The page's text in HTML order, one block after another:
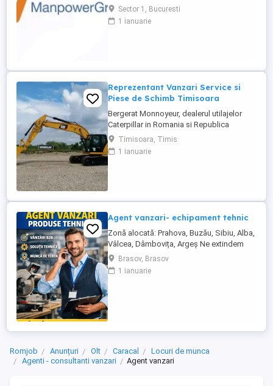
B2B motivat, orientat spre rezultate, pentru
promovarea soluțiilor de apă și cafea
dedicate mediului office. Zonă
Sector 1, Bucuresti
1 ianuarie
Reprezentant Vanzari Service si
Piese de Schimb Timisoara
Bergerat Monnoyeur, dealerul utilajelor
Caterpillar in Romania si Republica
Moldova, angajeaza Reprezentant Vanzari
Service si Piese de Schimb, pentru divizia
de utilaje. Cerinte: Studii superioare în
Timisoara, Timis
1 ianuarie
Agent vanzari- echipament tehnic
Zonă alocată: Prahova, Buzău, Sibiu, Alba,
Vâlcea, Dâmbovița, Argeș Ne extindem
echipa de vânzări și căutăm un Agent
Vânzări Soluții Tehnice, orientat către
rezultate, cu experiență în vânzări B2B și
Brasov, Brasov
1 ianuarie
Romjob Anunțuri Olt Caracal
Locuri de munca
Agenti - consultanti vanzari
Agent vanzari